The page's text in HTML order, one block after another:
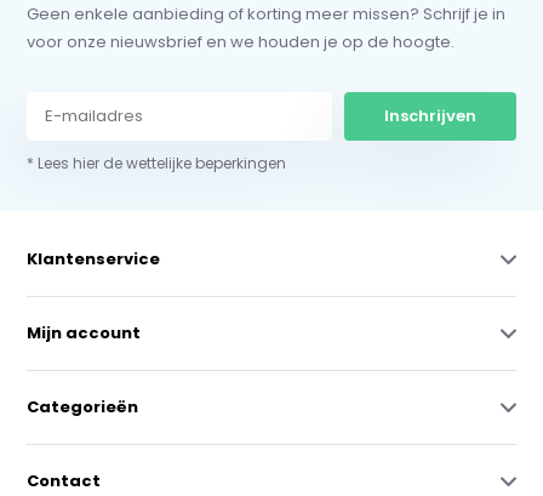
Geen enkele aanbieding of korting meer missen? Schrijf je in
voor onze nieuwsbrief en we houden je op de hoogte.
Inschrijven
* Lees hier de wettelijke beperkingen
Klantenservice
Mijn account
Categorieën
Contact